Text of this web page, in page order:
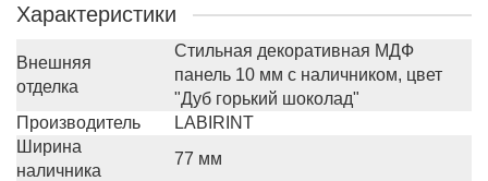
Характеристики
Внешняя
отделка
Стильная декоративная МДФ
панель 10 мм с наличником, цвет
"Дуб горький шоколад"
Производитель
LABIRINT
Ширина
наличника
77 мм